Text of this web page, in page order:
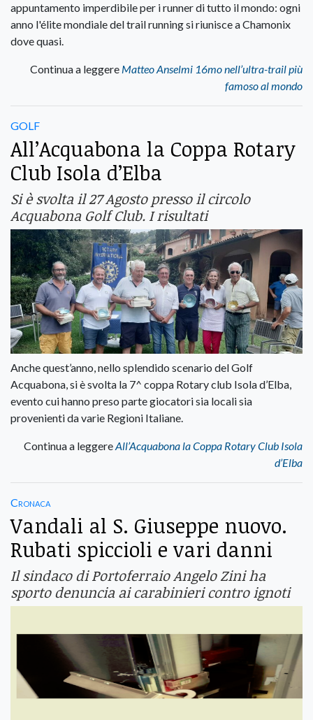
appuntamento imperdibile per i runner di tutto il mondo: ogni
anno l'élite mondiale del trail running si riunisce a Chamonix
dove quasi.
Continua a leggere Matteo Anselmi 16mo nell’ultra-trail più
famoso al mondo
GOLF
All’Acquabona la Coppa Rotary
Club Isola d’Elba
Si è svolta il 27 Agosto presso il circolo
Acquabona Golf Club. I risultati
Anche quest’anno, nello splendido scenario del Golf
Acquabona, si è svolta la 7^ coppa Rotary club Isola d’Elba,
evento cui hanno preso parte giocatori sia locali sia
provenienti da varie Regioni Italiane.
Continua a leggereAll’Acquabona la Coppa Rotary Club Isola
d’Elba
Cronaca
Vandali al S. Giuseppe nuovo.
Rubati spiccioli e vari danni
Il sindaco di Portoferraio Angelo Zini ha
sporto denuncia ai carabinieri contro ignoti